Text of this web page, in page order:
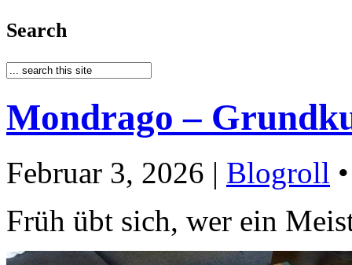
Search
Mondrago –
Februar 3, 2026 | Blogroll
Früh übt sich, wer ein